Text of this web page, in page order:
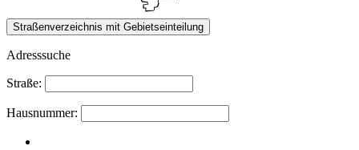
Adresssuche
Straße:
Hausnummer: